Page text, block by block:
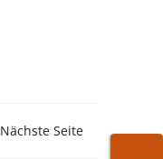
Nächste Seite